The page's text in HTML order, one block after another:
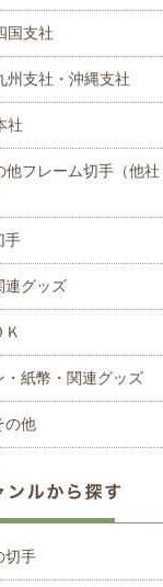
国支社
州支社・沖縄支社
社
他フレーム切手（他社
手
連グッズ
Ｋ
・紙幣・関連グッズ
の他
切手